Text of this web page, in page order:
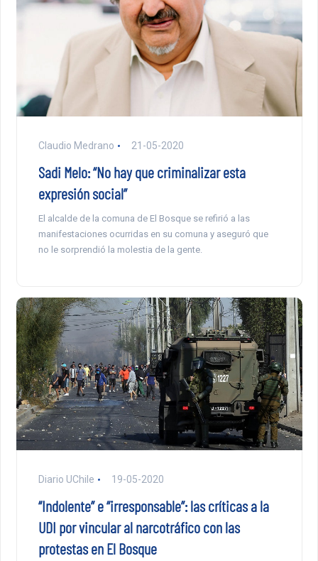
Claudio Medrano 21-05-2020
Sadi Melo: “No hay que criminalizar esta
expresión social”
El alcalde de la comuna de El Bosque se refirió a las
manifestaciones ocurridas en su comuna y aseguró que
no le sorprendió la molestia de la gente.
Diario UChile 19-05-2020
“Indolente” e “irresponsable”: las críticas a la
UDI por vincular al narcotráfico con las
protestas en El Bosque